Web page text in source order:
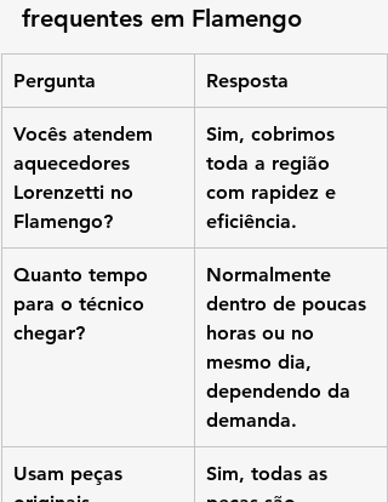
frequentes em Flamengo
Pergunta Resposta
Vocês atendem
aquecedores
Lorenzetti no
Flamengo?
Sim, cobrimos
toda a região
com rapidez e
eficiência.
Quanto tempo
para o técnico
chegar?
Normalmente
dentro de poucas
horas ou no
mesmo dia,
dependendo da
demanda.
Usam peças
Sim, todas as